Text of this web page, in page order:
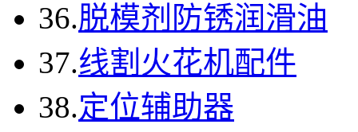
36.脱模剂防锈润滑油
37.线割火花机配件
38.定位辅助器